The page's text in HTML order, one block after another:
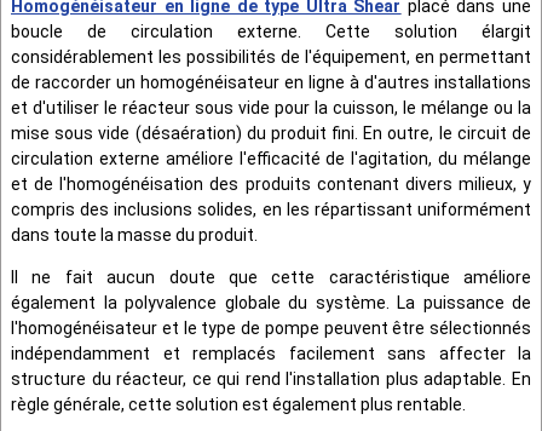
Homogénéisateur en ligne de type Ultra Shear placé dans une
boucle de circulation externe. Cette solution élargit
considérablement les possibilités de l'équipement, en permettant
de raccorder un homogénéisateur en ligne à d'autres installations
et d'utiliser le réacteur sous vide pour la cuisson, le mélange ou la
mise sous vide (désaération) du produit fini. En outre, le circuit de
circulation externe améliore l'efficacité de l'agitation, du mélange
et de l'homogénéisation des produits contenant divers milieux, y
compris des inclusions solides, en les répartissant uniformément
dans toute la masse du produit.
Il ne fait aucun doute que cette caractéristique améliore
également la polyvalence globale du système. La puissance de
l'homogénéisateur et le type de pompe peuvent être sélectionnés
indépendamment et remplacés facilement sans affecter la
structure du réacteur, ce qui rend l'installation plus adaptable. En
règle générale, cette solution est également plus rentable.